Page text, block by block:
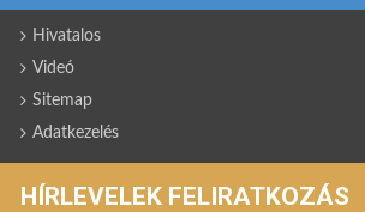
Hivatalos
Videó
Sitemap
Adatkezelés
HÍRLEVELEK FELIRATKOZÁS